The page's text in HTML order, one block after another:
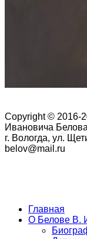
Copyright © 2016-
Ивановича
г. Вологда, ул.
belov@mail.ru
Главная
О Белове В.